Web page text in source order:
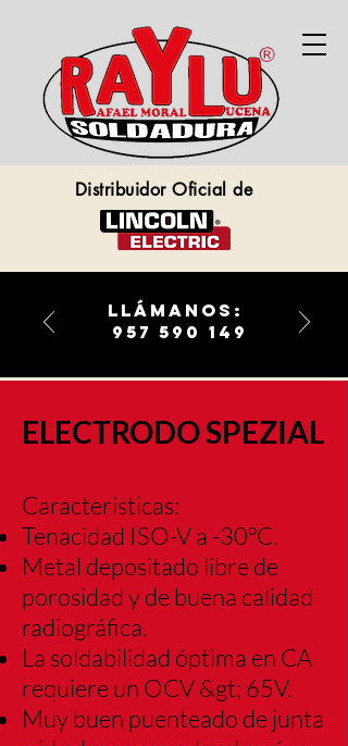
llámanos:
957 590 149
Distribuidor Oficial de
ELECTRODO SPEZIAL
Características:
Tenacidad ISO-V a -30°C.
Metal depositado libre de
porosidad y de buena calidad
radiográfica.
La soldabilidad óptima en CA
requiere un OCV &gt; 65V.
Muy buen puenteado de junta